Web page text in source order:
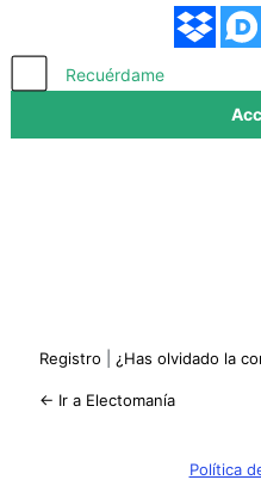
Recuérdame
Registro ¿Has olvidado la
← Ir a Electomanía
Política